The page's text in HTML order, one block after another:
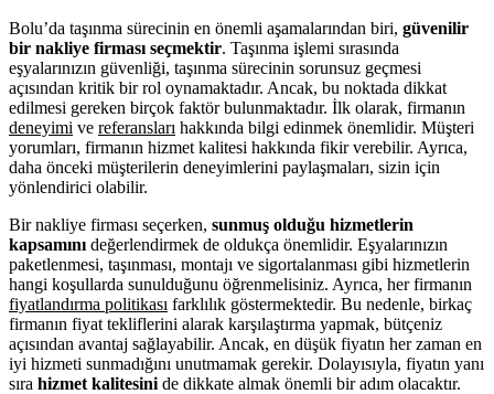
Bolu’da taşınma sürecinin en önemli aşamalarından biri, güvenilir
bir nakliye firması seçmektir. Taşınma işlemi sırasında
eşyalarınızın güvenliği, taşınma sürecinin sorunsuz geçmesi
açısından kritik bir rol oynamaktadır. Ancak, bu noktada dikkat
edilmesi gereken birçok faktör bulunmaktadır. İlk olarak, firmanın
deneyimi ve referansları hakkında bilgi edinmek önemlidir. Müşteri
yorumları, firmanın hizmet kalitesi hakkında fikir verebilir. Ayrıca,
daha önceki müşterilerin deneyimlerini paylaşmaları, sizin için
yönlendirici olabilir.
Bir nakliye firması seçerken, sunmuş olduğu hizmetlerin
kapsamını değerlendirmek de oldukça önemlidir. Eşyalarınızın
paketlenmesi, taşınması, montajı ve sigortalanması gibi hizmetlerin
hangi koşullarda sunulduğunu öğrenmelisiniz. Ayrıca, her firmanın
fiyatlandırma politikası farklılık göstermektedir. Bu nedenle, birkaç
firmanın fiyat tekliflerini alarak karşılaştırma yapmak, bütçeniz
açısından avantaj sağlayabilir. Ancak, en düşük fiyatın her zaman en
iyi hizmeti sunmadığını unutmamak gerekir. Dolayısıyla, fiyatın yanı
sıra hizmet kalitesini de dikkate almak önemli bir adım olacaktır.